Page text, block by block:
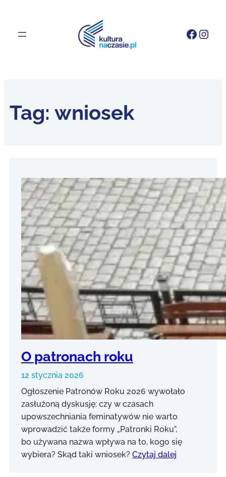
Tag: wniosek
O patronach roku
12 stycznia 2026
Ogłoszenie Patronów Roku 2026 wywołało
zasłużoną dyskusję: czy w czasach
upowszechniania feminatywów nie warto
wprowadzić także formy „Patronki Roku”,
bo używana nazwa wpływa na to, kogo się
wybiera? Skąd taki wniosek? Czytaj dalej